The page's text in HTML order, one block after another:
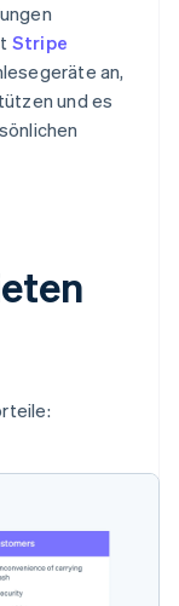
Stripe
an,
und es